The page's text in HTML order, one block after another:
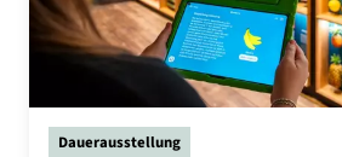
Dauerausstellung